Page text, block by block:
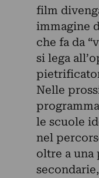
film
immagine
che fa da
si lega
Nelle
le scuole
nel
oltre a una